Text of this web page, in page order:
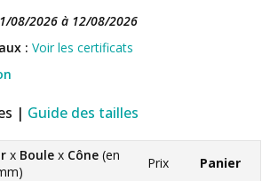
08/2026 à 12/08/2026
: Voir les certificats
| Guide des tailles
x Boulex Cône(en
Prix Panier